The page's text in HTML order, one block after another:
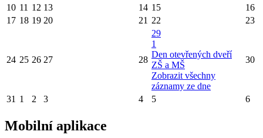
10 11 12 13 14 15
16
17 18 19 20 21 22 23
24 25 26 27 28
29
1
Den otevřených dveří
ZŠ a MŠ
Zobrazit všechny
záznamy ze dne
30
31 1 2 3 4 5 6
Mobilní aplikace